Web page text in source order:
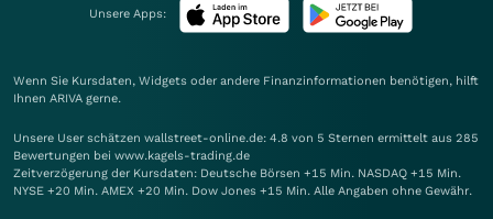
Unsere Apps:
Wenn Sie Kursdaten, Widgets oder andere Finanzinformationen benötigen, hilft
Ihnen ARIVA gerne.
Unsere User schätzen wallstreet-online.de: 4.8 von 5 Sternen ermittelt aus 285
Bewertungen bei www.kagels-trading.de
Zeitverzögerung der Kursdaten: Deutsche Börsen +15 Min. NASDAQ +15 Min.
NYSE +20 Min. AMEX +20 Min. Dow Jones +15 Min. Alle Angaben ohne Gewähr.